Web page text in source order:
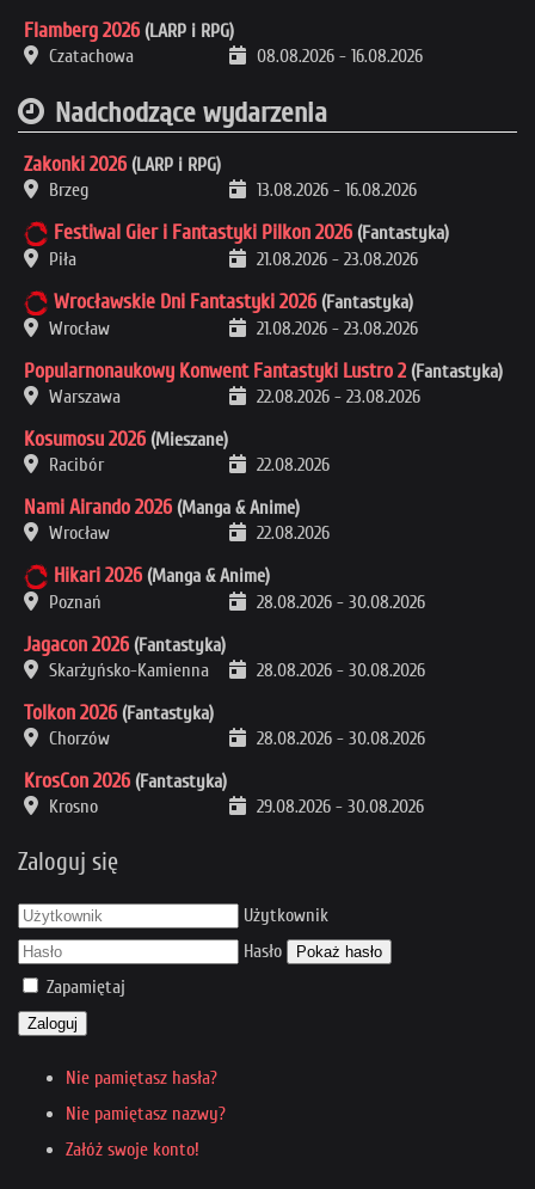
Flamberg 2026 (LARP i RPG)
Czatachowa
08.08.2026 - 16.08.2026
Nadchodzące wydarzenia
Zakonki 2026 (LARP i RPG)
Brzeg
13.08.2026 - 16.08.2026
Festiwal Gier i Fantastyki Pilkon 2026 (Fantastyka)
Piła
21.08.2026 - 23.08.2026
Wrocławskie Dni Fantastyki 2026 (Fantastyka)
Wrocław
21.08.2026 - 23.08.2026
Popularnonaukowy Konwent Fantastyki Lustro 2 (Fantastyka)
Warszawa
22.08.2026 - 23.08.2026
Kosumosu 2026 (Mieszane)
Racibór
22.08.2026
Nami Airando 2026 (Manga & Anime)
Wrocław
22.08.2026
Hikari 2026 (Manga & Anime)
Poznań
28.08.2026 - 30.08.2026
Jagacon 2026 (Fantastyka)
Skarżyńsko-Kamienna
28.08.2026 - 30.08.2026
Tolkon 2026 (Fantastyka)
Chorzów
28.08.2026 - 30.08.2026
KrosCon 2026 (Fantastyka)
Krosno
29.08.2026 - 30.08.2026
Zaloguj się
Użytkownik
Hasło
Pokaż hasło
Zapamiętaj
Zaloguj
Nie pamiętasz hasła?
Nie pamiętasz nazwy?
Załóż swoje konto!